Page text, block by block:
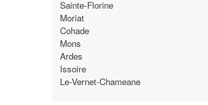
Sainte-Florine
Moriat
Cohade
Mons
Ardes
Issoire
Le-Vernet-Chameane